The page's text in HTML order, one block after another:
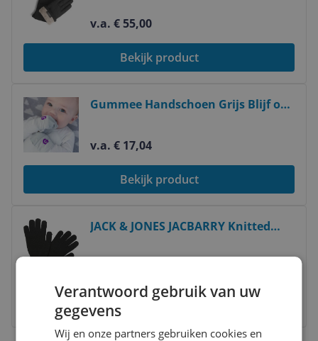
v.a. € 55,00
Bekijk product
Gummee Handschoen Grijs Blijf op
Maanden Preemies en
Pasgeborenen Baby Shower
v.a. € 17,04
Bekijk product
JACK & JONES JACBARRY Knitted
Bekijk product
Verantwoord gebruik van uw
gegevens
Wij en onze partners gebruiken cookies en